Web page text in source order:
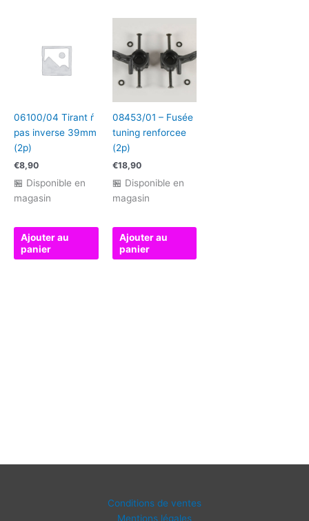
06100/04 Tirant ŕ
pas inverse 39mm
(2p)
€8,90
🏪 Disponible en
magasin
Ajouter au
panier
08453/01 – Fusée
tuning renforcee
(2p)
€18,90
🏪 Disponible en
magasin
Ajouter au
panier
Conditions de ventes
Mentions légales